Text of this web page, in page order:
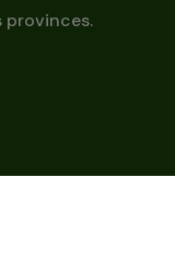
provinces.